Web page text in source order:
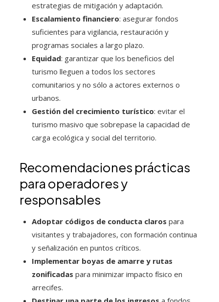
estrategias de mitigación y adaptación.
Escalamiento financiero: asegurar fondos
suficientes para vigilancia, restauración y
programas sociales a largo plazo.
Equidad: garantizar que los beneficios del
turismo lleguen a todos los sectores
comunitarios y no sólo a actores externos o
urbanos.
Gestión del crecimiento turístico: evitar el
turismo masivo que sobrepase la capacidad de
carga ecológica y social del territorio.
Recomendaciones prácticas
para operadores y
responsables
Adoptar códigos de conducta claros para
visitantes y trabajadores, con formación continua
y señalización en puntos críticos.
Implementar boyas de amarre y rutas
zonificadas para minimizar impacto físico en
arrecifes.